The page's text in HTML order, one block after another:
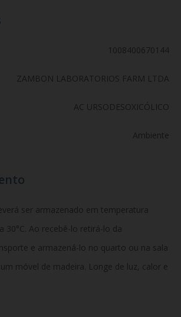
1008400670144
ZAMBON LABORATORIOS FARM LTDA
AC URSODESOXICÓLICO
Ambiente
ser armazenado em temperatura
30°C. Ao recebê-lo retirá-lo da
e armazená-lo no quarto ou na sala
móvel de madeira. Longe de luz, calor e